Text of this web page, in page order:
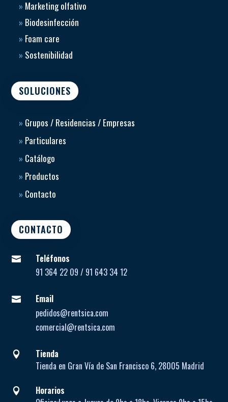
» Marketing olfativo
» Biodesinfección
» Foam care
» Sostenibilidad
SOLUCIONES
» Grupos / Residencias / Empresas
» Particulares
» Catálogo
» Productos
» Contacto
CONTACTO

Teléfonos
91 364 22 09 / 91 643 34 12

Email
pedidos@rentsica.com
comercial@rentsica.com

Tienda
Tienda en Gran Vía de San Francisco 6, 28005 Madrid

Horarios